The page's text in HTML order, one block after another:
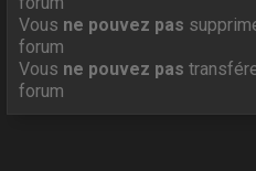
Vous ne pouvez pas
forum
Vous ne pouvez pas
forum